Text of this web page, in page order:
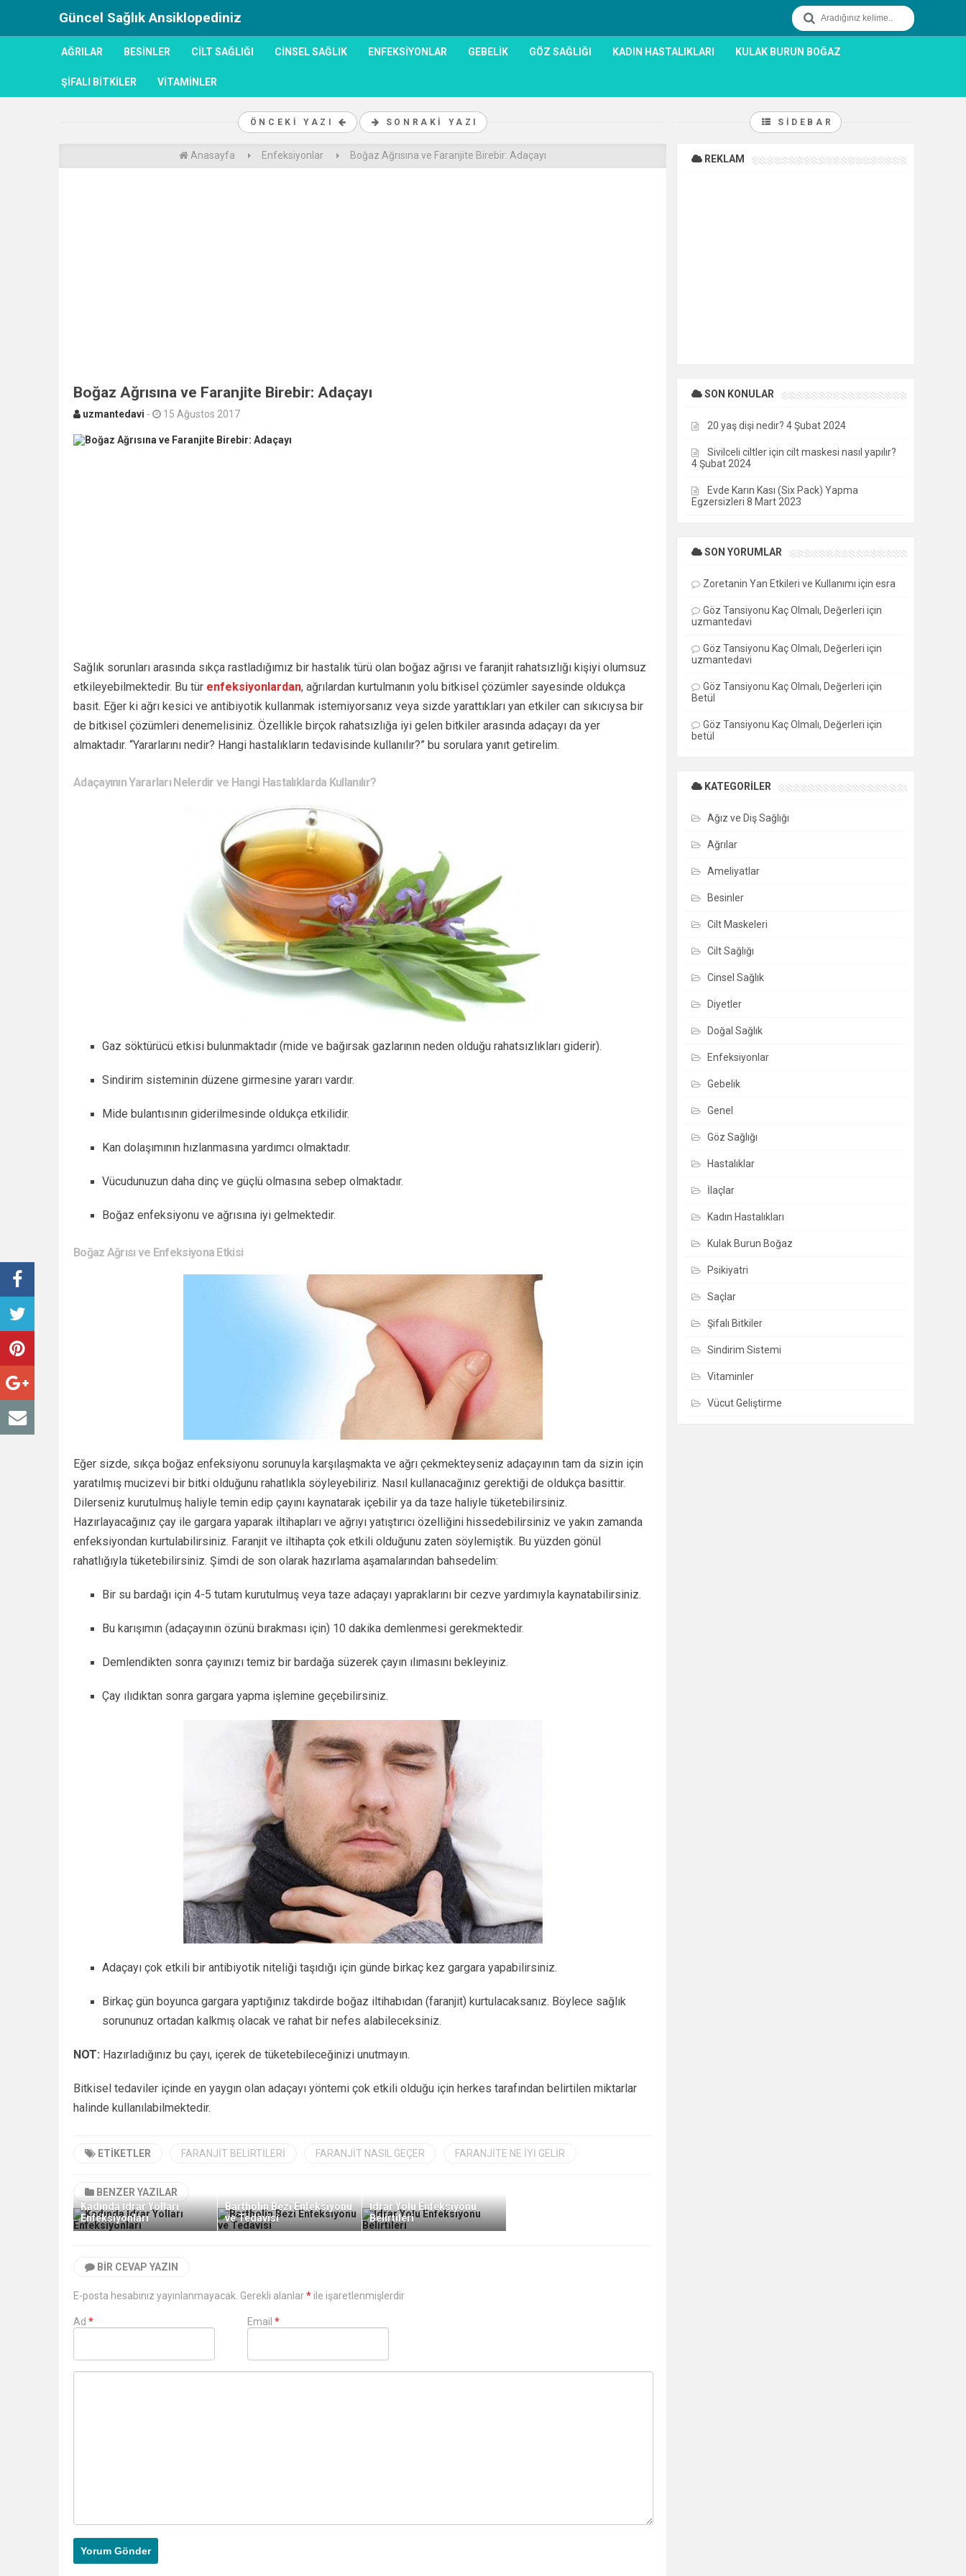
Güncel Sağlık Ansiklopediniz
AĞRILAR BESINLER CILT SAĞLIĞI CINSEL SAĞLIK ENFEKSIYONLAR GEBELIK GÖZ SAĞLIĞI KADIN HASTALIKLARI KULAK BURUN BOĞAZ
ŞIFALI BITKILER VITAMINLER
ÖNCEKI YAZI SONRAKI YAZI
Anasayfa Enfeksiyonlar Boğaz Ağrısına ve Faranjite Birebir: Adaçayı
Boğaz Ağrısına ve Faranjite Birebir: Adaçayı
uzmantedavi - 15 Ağustos 2017
Sağlık sorunları arasında sıkça rastladığımız bir hastalık türü olan boğaz ağrısı ve faranjit rahatsızlığı kişiyi olumsuz
etkileyebilmektedir. Bu tür enfeksiyonlardan, ağrılardan kurtulmanın yolu bitkisel çözümler sayesinde oldukça
basit. Eğer ki ağrı kesici ve antibiyotik kullanmak istemiyorsanız veya sizde yarattıkları yan etkiler can sıkıcıysa bir
de bitkisel çözümleri denemelisiniz. Özellikle birçok rahatsızlığa iyi gelen bitkiler arasında adaçayı da yer
almaktadır. “Yararlarını nedir? Hangi hastalıkların tedavisinde kullanılır?” bu sorulara yanıt getirelim.
Adaçayının Yararları Nelerdir ve Hangi Hastalıklarda Kullanılır?
Gaz söktürücü etkisi bulunmaktadır (mide ve bağırsak gazlarının neden olduğu rahatsızlıkları giderir).
Sindirim sisteminin düzene girmesine yararı vardır.
Mide bulantısının giderilmesinde oldukça etkilidir.
Kan dolaşımının hızlanmasına yardımcı olmaktadır.
Vücudunuzun daha dinç ve güçlü olmasına sebep olmaktadır.
Boğaz enfeksiyonu ve ağrısına iyi gelmektedir.
Boğaz Ağrısı ve Enfeksiyona Etkisi
Eğer sizde, sıkça boğaz enfeksiyonu sorunuyla karşılaşmakta ve ağrı çekmekteyseniz adaçayının tam da sizin için
yaratılmış mucizevi bir bitki olduğunu rahatlıkla söyleyebiliriz. Nasıl kullanacağınız gerektiği de oldukça basittir.
Dilerseniz kurutulmuş haliyle temin edip çayını kaynatarak içebilir ya da taze haliyle tüketebilirsiniz.
Hazırlayacağınız çay ile gargara yaparak iltihapları ve ağrıyı yatıştırıcı özelliğini hissedebilirsiniz ve yakın zamanda
enfeksiyondan kurtulabilirsiniz. Faranjit ve iltihapta çok etkili olduğunu zaten söylemiştik. Bu yüzden gönül
rahatlığıyla tüketebilirsiniz. Şimdi de son olarak hazırlama aşamalarından bahsedelim:
Bir su bardağı için 4-5 tutam kurutulmuş veya taze adaçayı yapraklarını bir cezve yardımıyla kaynatabilirsiniz.
Bu karışımın (adaçayının özünü bırakması için) 10 dakika demlenmesi gerekmektedir.
Demlendikten sonra çayınızı temiz bir bardağa süzerek çayın ılımasını bekleyiniz.
Çay ılıdıktan sonra gargara yapma işlemine geçebilirsiniz.
Adaçayı çok etkili bir antibiyotik niteliği taşıdığı için günde birkaç kez gargara yapabilirsiniz.
Birkaç gün boyunca gargara yaptığınız takdirde boğaz iltihabıdan (faranjit) kurtulacaksanız. Böylece sağlık
sorununuz ortadan kalkmış olacak ve rahat bir nefes alabileceksiniz.
NOT: Hazırladığınız bu çayı, içerek de tüketebileceğinizi unutmayın.
Bitkisel tedaviler içinde en yaygın olan adaçayı yöntemi çok etkili olduğu için herkes tarafından belirtilen miktarlar
halinde kullanılabilmektedir.
ETIKETLER FARANJIT BELIRTILERI FARANJIT NASIL GEÇER FARANJITE NE IYI GELIR
BENZER YAZILAR
Kadında İdrar Yolları
Enfeksiyonları
Bartholin Bezi Enfeksiyonu
ve Tedavisi
İdrar Yolu Enfeksiyonu
Belirtileri
BIR CEVAP YAZIN
E-posta hesabınız yayınlanmayacak. Gerekli alanlar* ile işaretlenmişlerdir
Ad * Email *
SIDEBAR
REKLAM
SON KONULAR
20 yaş dişi nedir? 4 Şubat 2024
Sivilceli ciltler için cilt maskesi nasıl yapılır?
4 Şubat 2024
Evde Karın Kası (Six Pack) Yapma
Egzersizleri 8 Mart 2023
SON YORUMLAR
Zoretanin Yan Etkileri ve Kullanımı için esra
Göz Tansiyonu Kaç Olmalı, Değerleri için
uzmantedavi
Göz Tansiyonu Kaç Olmalı, Değerleri için
uzmantedavi
Göz Tansiyonu Kaç Olmalı, Değerleri için
Betül
Göz Tansiyonu Kaç Olmalı, Değerleri için
betül
KATEGORILER
Ağız ve Diş Sağlığı
Ağrılar
Ameliyatlar
Besinler
Cilt Maskeleri
Cilt Sağlığı
Cinsel Sağlık
Diyetler
Doğal Sağlık
Enfeksiyonlar
Gebelik
Genel
Göz Sağlığı
Hastalıklar
İlaçlar
Kadın Hastalıkları
Kulak Burun Boğaz
Psikiyatri
Saçlar
Şifalı Bitkiler
Sindirim Sistemi
Vitaminler
Vücut Geliştirme